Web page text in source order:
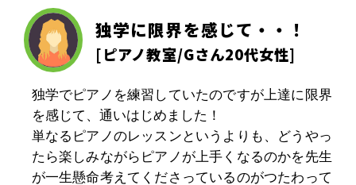
独学に限界を感じて・・！
[ピアノ教室/Gさん20代女性]
独学でピアノを練習していたのですが上達に限界
を感じて、通いはじめました！
単なるピアノのレッスンというよりも、どうやっ
たら楽しみながらピアノが上手くなるのかを先生
が一生懸命考えてくださっているのがつたわって